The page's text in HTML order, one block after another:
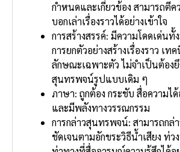
กําหนดและเกี่ยวข้อง สามารถตีค
บอกเล่าเรื่องราวได้อย่างเข้าใจ
การสร้างสรรค์: มีความโดดเด่นทั้
การยกตัวอย่างสร้างเรื่องราว เท
ลักษณะเฉพาะตัว ไม่จําเป็นต้อง
สุนทรพจน์รูปแบบเดิม ๆ
ภาษา: ถูกต้อง กระชับ สื่อความไ
และมีพลังทางวรรณกรรม
การกล่าวสุนทรพจน์: สามารถกล่
ชัดเจนตามอักขระวิธีน้ําเสียง ท่